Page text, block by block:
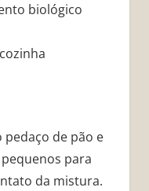
biológico
pedaço de pão e
para
da mistura.